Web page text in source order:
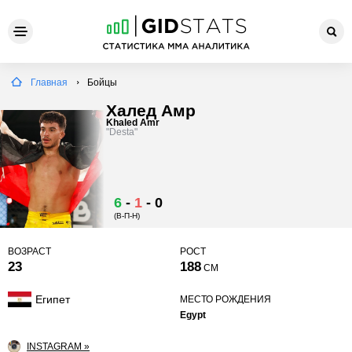
Главная Бойцы
Халед Амр
Khaled Amr
"Desta"
6 - 1 - 0
(В-П-Н)
ВОЗРАСТ
23
РОСТ
188 СМ
Египет
МЕСТО РОЖДЕНИЯ
Egypt
INSTAGRAM »